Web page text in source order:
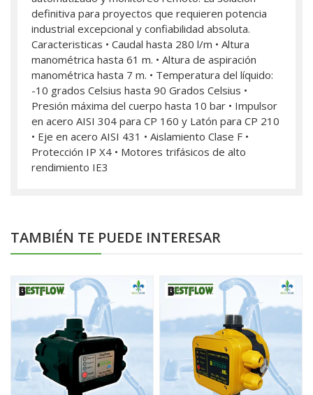
definitiva para proyectos que requieren potencia
industrial excepcional y confiabilidad absoluta.
Caracteristicas • Caudal hasta 280 l/m • Altura
manométrica hasta 61 m. • Altura de aspiración
manométrica hasta 7 m. • Temperatura del líquido:
-10 grados Celsius hasta 90 Grados Celsius •
Presión máxima del cuerpo hasta 10 bar • Impulsor
en acero AISI 304 para CP 160 y Latón para CP 210
• Eje en acero AISI 431 • Aislamiento Clase F •
Protección IP X4 • Motores trifásicos de alto
rendimiento IE3
TAMBIÉN TE PUEDE INTERESAR